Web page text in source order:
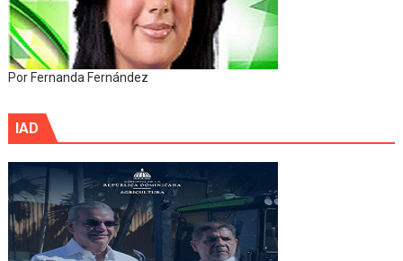
Por Fernanda Fernández
IAD